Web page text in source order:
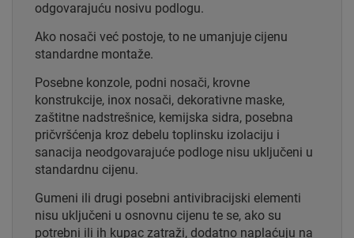
odgovarajuću nosivu podlogu.
Ako nosači već postoje, to ne umanjuje cijenu
standardne montaže.
Posebne konzole, podni nosači, krovne
konstrukcije, inox nosači, dekorativne maske,
zaštitne nadstrešnice, kemijska sidra, posebna
pričvršćenja kroz debelu toplinsku izolaciju i
sanacija neodgovarajuće podloge nisu uključeni u
standardnu cijenu.
Gumeni ili drugi posebni antivibracijski elementi
nisu uključeni u osnovnu cijenu te se, ako su
potrebni ili ih kupac zatraži, dodatno naplaćuju na